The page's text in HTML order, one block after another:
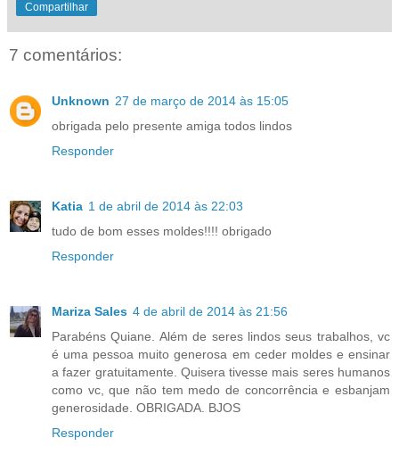
Compartilhar
7 comentários:
Unknown 27 de março de 2014 às 15:05
obrigada pelo presente amiga todos lindos
Responder
Katia 1 de abril de 2014 às 22:03
tudo de bom esses moldes!!!! obrigado
Responder
Mariza Sales 4 de abril de 2014 às 21:56
Parabéns Quiane. Além de seres lindos seus trabalhos, vc
é uma pessoa muito generosa em ceder moldes e ensinar
a fazer gratuitamente. Quisera tivesse mais seres humanos
como vc, que não tem medo de concorrência e esbanjam
generosidade. OBRIGADA. BJOS
Responder